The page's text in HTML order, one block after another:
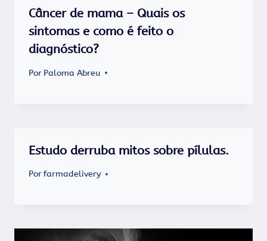
Câncer de mama – Quais os
sintomas e como é feito o
diagnóstico?
Por Paloma Abreu
Estudo derruba mitos sobre pílulas.
Porfarmadelivery